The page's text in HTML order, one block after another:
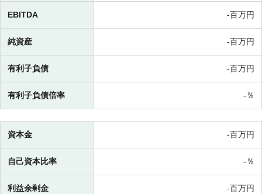
EBITDA -百万円
純資産 -百万円
有利子負債 -百万円
有利子負債倍率 -％
資本金 -百万円
自己資本比率 -％
利益余剰金 -百万円